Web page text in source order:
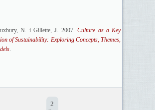
N. i Gillette, J. 2007.Culture as a Key
of Sustainability: Exploring Concepts, Themes,
.
2